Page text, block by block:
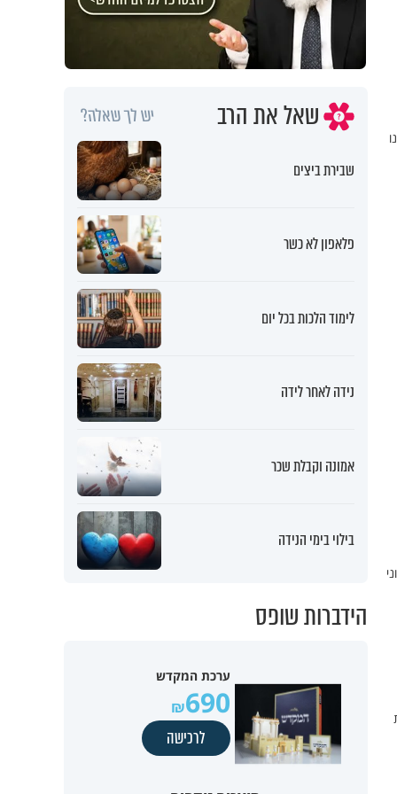
שאל את הרב יש לך שאלה?
שבירת ביצים
פלאפון לא כשר
לימוד הלכות בכל יום
נידה לאחר לידה
אמונה וקבלת שכר
בילוי בימי הנידה
הידברות שופס
ערכת המקדש
690
לרכישה